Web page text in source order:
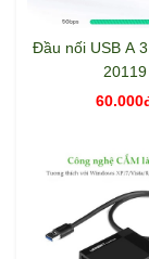
Đầu nối USB A
20119